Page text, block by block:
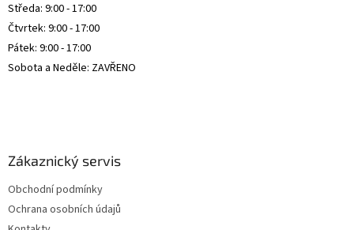
Středa: 9:00 - 17:00
Čtvrtek: 9:00 - 17:00
Pátek: 9:00 - 17:00
Sobota a Neděle: ZAVŘENO
Zákaznický servis
Obchodní podmínky
Ochrana osobních údajů